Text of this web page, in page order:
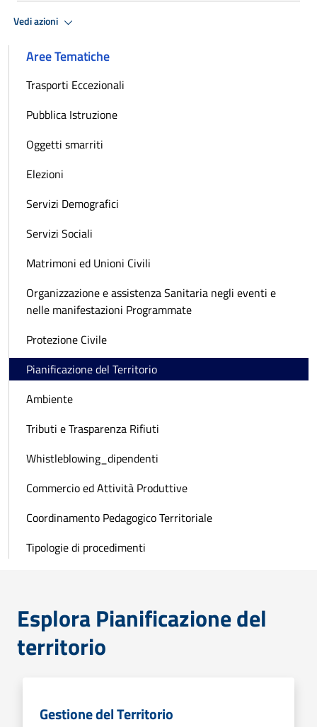
Vedi azioni
Aree Tematiche
Trasporti Eccezionali
Pubblica Istruzione
Oggetti smarriti
Elezioni
Servizi Demografici
Servizi Sociali
Matrimoni ed Unioni Civili
Organizzazione e assistenza Sanitaria negli eventi e
nelle manifestazioni Programmate
Protezione Civile
Pianificazione del Territorio
Ambiente
Tributi e Trasparenza Rifiuti
Whistleblowing_dipendenti
Commercio ed Attività Produttive
Coordinamento Pedagogico Territoriale
Tipologie di procedimenti
Esplora Pianificazione del
territorio
Gestione del Territorio